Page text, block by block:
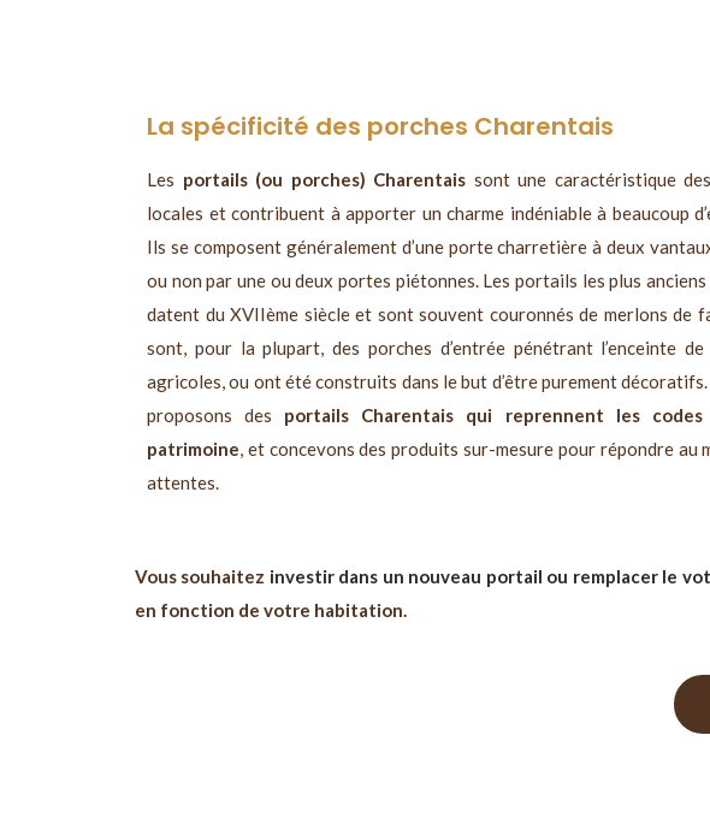
La spécificité des porches Charentais
Les portails (ou porches) Charentais sont une caractéristique
locales et contribuent à apporter un charme indéniable à beaucoup
Ils se composent généralement d’une porte charretière à deux
ou non par une ou deux portes piétonnes. Les portails les plus
datent du XVIIème siècle et sont souvent couronnés de merlons de
sont, pour la plupart, des porches d’entrée pénétrant l’enceinte
agricoles, ou ont été construits dans le but d’être purement
proposons des portails Charentais qui reprennent les
patrimoine, et concevons des produits sur-mesure pour répondre au
attentes.
Vous souhaitez investir dans un nouveau portail ou remplacer le
en fonction de votre habitation.